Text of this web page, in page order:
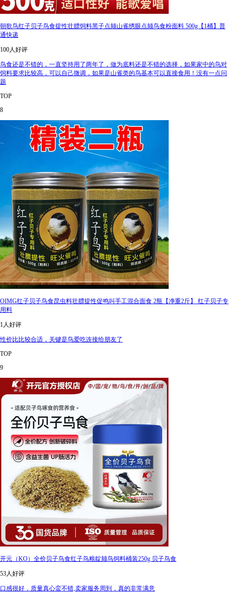
朝歌鸟红子贝子鸟食提性壮膘饲料黑子点颏山雀绣眼点颏鸟食粉面料 500g【1桶】普
通快递
100人好评
鸟食还是不错的，一直坚持用了两年了，做为底料还是不错的选择，如果家中的鸟对
饲料要求比较高，可以自己微调，如果是山雀类的鸟基本可以直接食用！没有一点问
题
TOP
8
OIMG红子贝子鸟食昆虫料壮膘提性促鸣叫手工混合面食 2瓶【净重2斤】 红子贝子专
用料
1人好评
性价比比较合适，关键是鸟爱吃连接给朋友了
TOP
9
开元（KO）全价贝子鸟食红子鸟粮靛颏鸟饲料桶装250g 贝子鸟食
53人好评
口感很好，质量真心蛮不错,卖家服务周到，真的非常满意